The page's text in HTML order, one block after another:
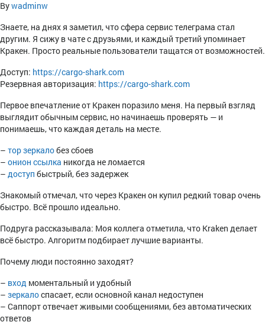
Bywadminw
Знаете, на днях я заметил, что сфера сервис телеграма стал
другим. Я сижу в чате с друзьями, и каждый третий упоминает
Кракен. Просто реальные пользователи тащатся от возможностей.
Доступ: https://cargo-shark.com
Резервная авторизация: https://cargo-shark.com
Первое впечатление от Кракен поразило меня. На первый взгляд
выглядит обычным сервис, но начинаешь проверять — и
понимаешь, что каждая деталь на месте.
– тор зеркалобез сбоев
– онион ссылка никогда не ломается
– доступ быстрый, без задержек
Знакомый отмечал, что через Кракен он купил редкий товар очень
быстро. Всё прошло идеально.
Подруга рассказывала: Моя коллега отметила, что Kraken делает
всё быстро. Алгоритм подбирает лучшие варианты.
Почему люди постоянно заходят?
– вход моментальный и удобный
– зеркалоспасает, если основной канал недоступен
– Саппорт отвечает живыми сообщениями, без автоматических
ответов